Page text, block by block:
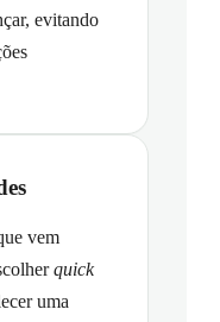
evitando
vem
quick
uma